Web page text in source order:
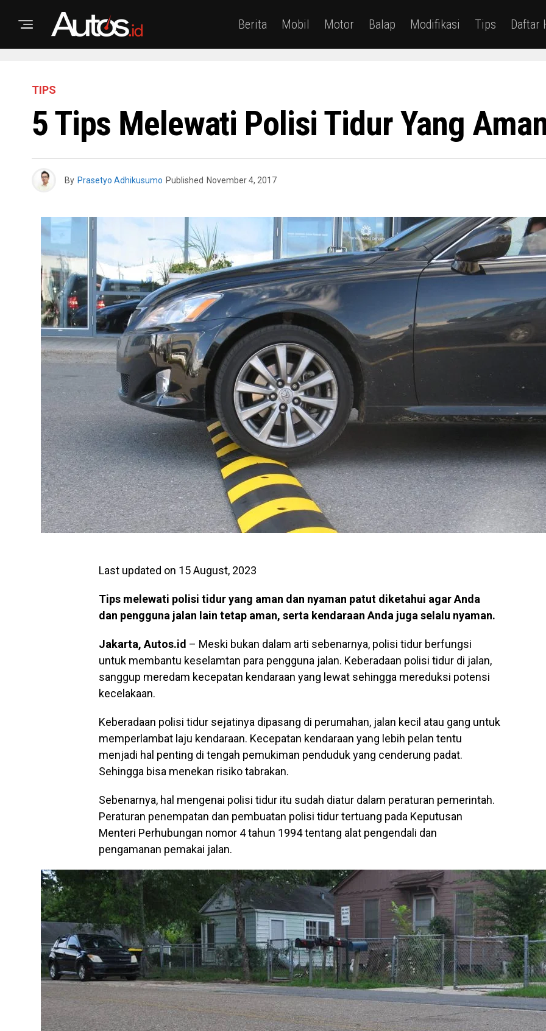
Berita Mobil Motor Balap Modifikasi Tips Daftar
TIPS
5 Tips Melewati Polisi Tidur Yang
By Prasetyo Adhikusumo Published November 4, 2017
Last updated on 15 August, 2023
Tips melewati polisi tidur yang aman dan nyaman patut diketahui agar Anda
dan pengguna jalan lain tetap aman, serta kendaraan Anda juga selalu nyaman.
Jakarta, Autos.id – Meski bukan dalam arti sebenarnya, polisi tidur berfungsi
untuk membantu keselamtan para pengguna jalan. Keberadaan polisi tidur di jalan,
sanggup meredam kecepatan kendaraan yang lewat sehingga mereduksi potensi
kecelakaan.
Keberadaan polisi tidur sejatinya dipasang di perumahan, jalan kecil atau gang untuk
memperlambat laju kendaraan. Kecepatan kendaraan yang lebih pelan tentu
menjadi hal penting di tengah pemukiman penduduk yang cenderung padat.
Sehingga bisa menekan risiko tabrakan.
Sebenarnya, hal mengenai polisi tidur itu sudah diatur dalam peraturan pemerintah.
Peraturan penempatan dan pembuatan polisi tidur tertuang pada Keputusan
Menteri Perhubungan nomor 4 tahun 1994 tentang alat pengendali dan
pengamanan pemakai jalan.